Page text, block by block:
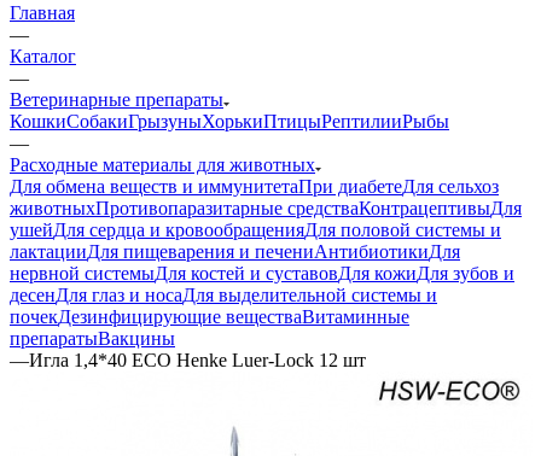
Главная
—
Каталог
—
Ветеринарные препараты
КошкиСобакиГрызуныХорькиПтицыРептилииРыбы
—
Расходные материалы для животных
Для обмена веществ и иммунитетаПри диабетеДля сельхоз
животныхПротивопаразитарные средстваКонтрацептивыДля
ушейДля сердца и кровообращенияДля половой системы и
лактацииДля пищеварения и печениАнтибиотикиДля
нервной системыДля костей и суставовДля кожиДля зубов и
десенДля глаз и носаДля выделительной системы и
почекДезинфицирующие веществаВитаминные
препаратыВакцины
—Игла 1,4*40 ECO Henke Luer-Lock 12 шт